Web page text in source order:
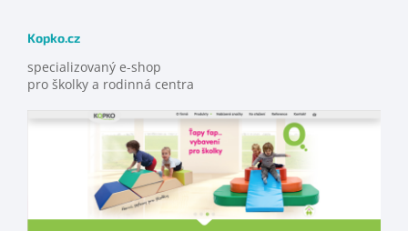
Kopko.cz
specializovaný e-shop
pro školky a rodinná centra